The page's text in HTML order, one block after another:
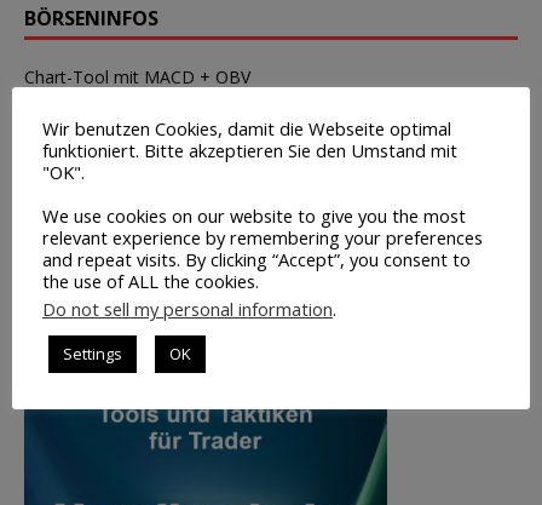
BÖRSENINFOS
Chart-Tool mit MACD + OBV
Wirtschaftstermine
Tipps zur Broker-Wahl
Insider-Handel Transaktionen
Saisonale Charts
TOP-BUCHTIPP
Wir benutzen Cookies, damit die Webseite optimal
funktioniert. Bitte akzeptieren Sie den Umstand mit
"OK".
We use cookies on our website to give you the most
relevant experience by remembering your preferences
and repeat visits. By clicking “Accept”, you consent to
the use of ALL the cookies.
Do not sell my personal information.
Settings OK